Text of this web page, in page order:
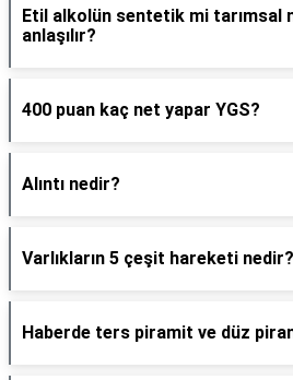
Etil alkolün sentetik mi tarımsal
anlaşılır?
400 puan kaç net yapar YGS?
Alıntı nedir?
Varlıkların 5 çeşit hareketi nedir?
Haberde ters piramit ve düz